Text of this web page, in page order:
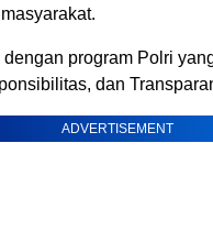
program Polri
dan
ADVERTISEMENT